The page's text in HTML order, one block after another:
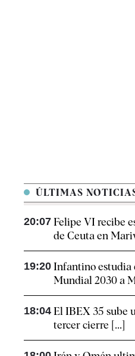
ÚLTIMAS
20:07 Felipe VI recibe
de Ceuta en
19:20 Infantino estudia
Mundial 2030 a
18:04 El IBEX 35 sube
tercer cierre [...]